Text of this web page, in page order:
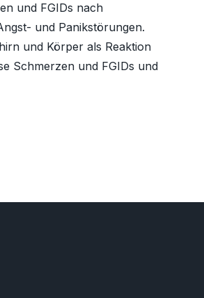
und FGIDs nach
und Panikstörungen.
und Körper als Reaktion
Schmerzen und FGIDs und